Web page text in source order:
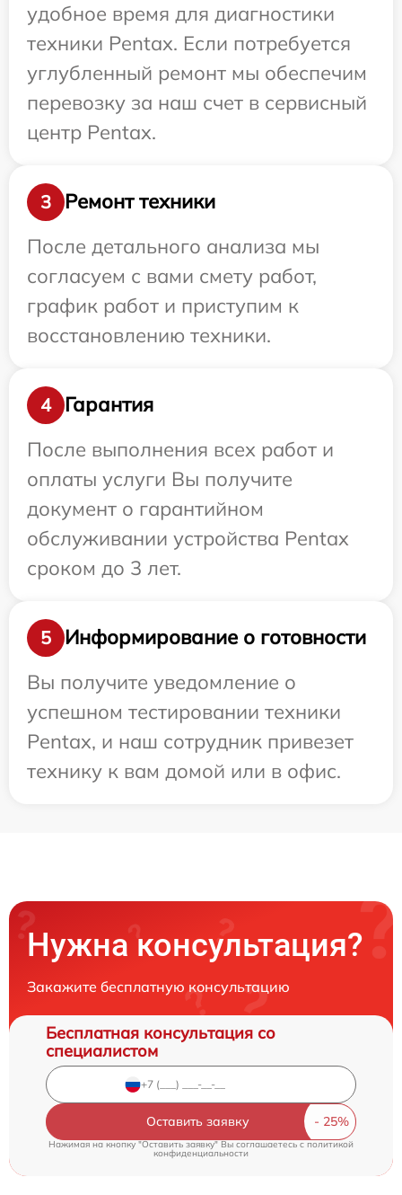
удобное время для диагностики
техники Pentax. Если потребуется
углубленный ремонт мы обеспечим
перевозку за наш счет в сервисный
центр Pentax.
3
Ремонт техники
После детального анализа мы
согласуем с вами смету работ,
график работ и приступим к
восстановлению техники.
4
Гарантия
После выполнения всех работ и
оплаты услуги Вы получите
документ о гарантийном
обслуживании устройства Pentax
сроком до 3 лет.
5
Информирование о готовности
Вы получите уведомление о
успешном тестировании техники
Pentax, и наш сотрудник привезет
технику к вам домой или в офис.
Нужна консультация?
Закажите бесплатную консультацию
Бесплатная консультация со
специалистом
Оставить заявку
Нажимая на кнопку "Оставить заявку" Вы соглашаетесь cполитикой
конфиденциальности